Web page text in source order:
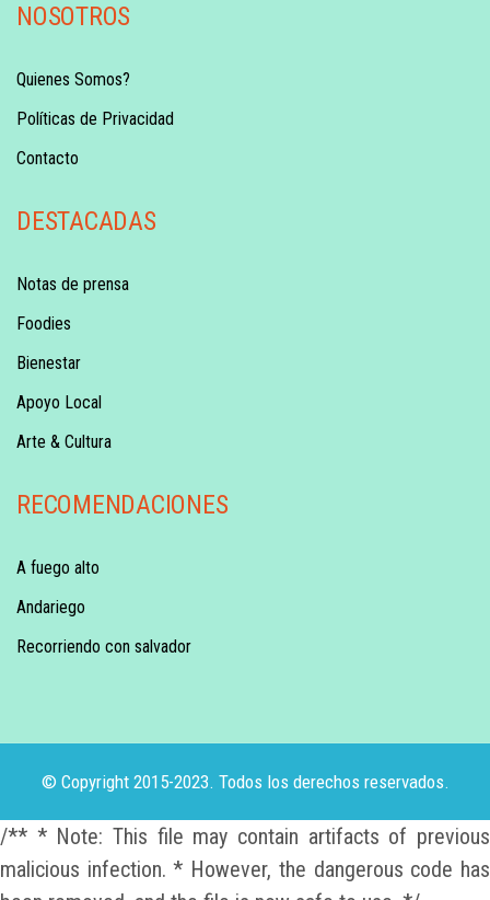
NOSOTROS
Quienes Somos?
Políticas de Privacidad
Contacto
DESTACADAS
Notas de prensa
Foodies
Bienestar
Apoyo Local
Arte & Cultura
RECOMENDACIONES
A fuego alto
Andariego
Recorriendo con salvador
© Copyright 2015-2023. Todos los derechos reservados.
/** * Note: This file may contain artifacts of previous
malicious infection. * However, the dangerous code has